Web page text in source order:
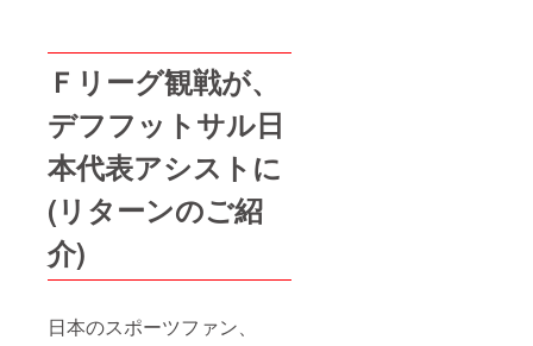
Ｆリーグ観戦が、
デフフットサル日
本代表アシストに
(リターンのご紹
介)
日本のスポーツファン、